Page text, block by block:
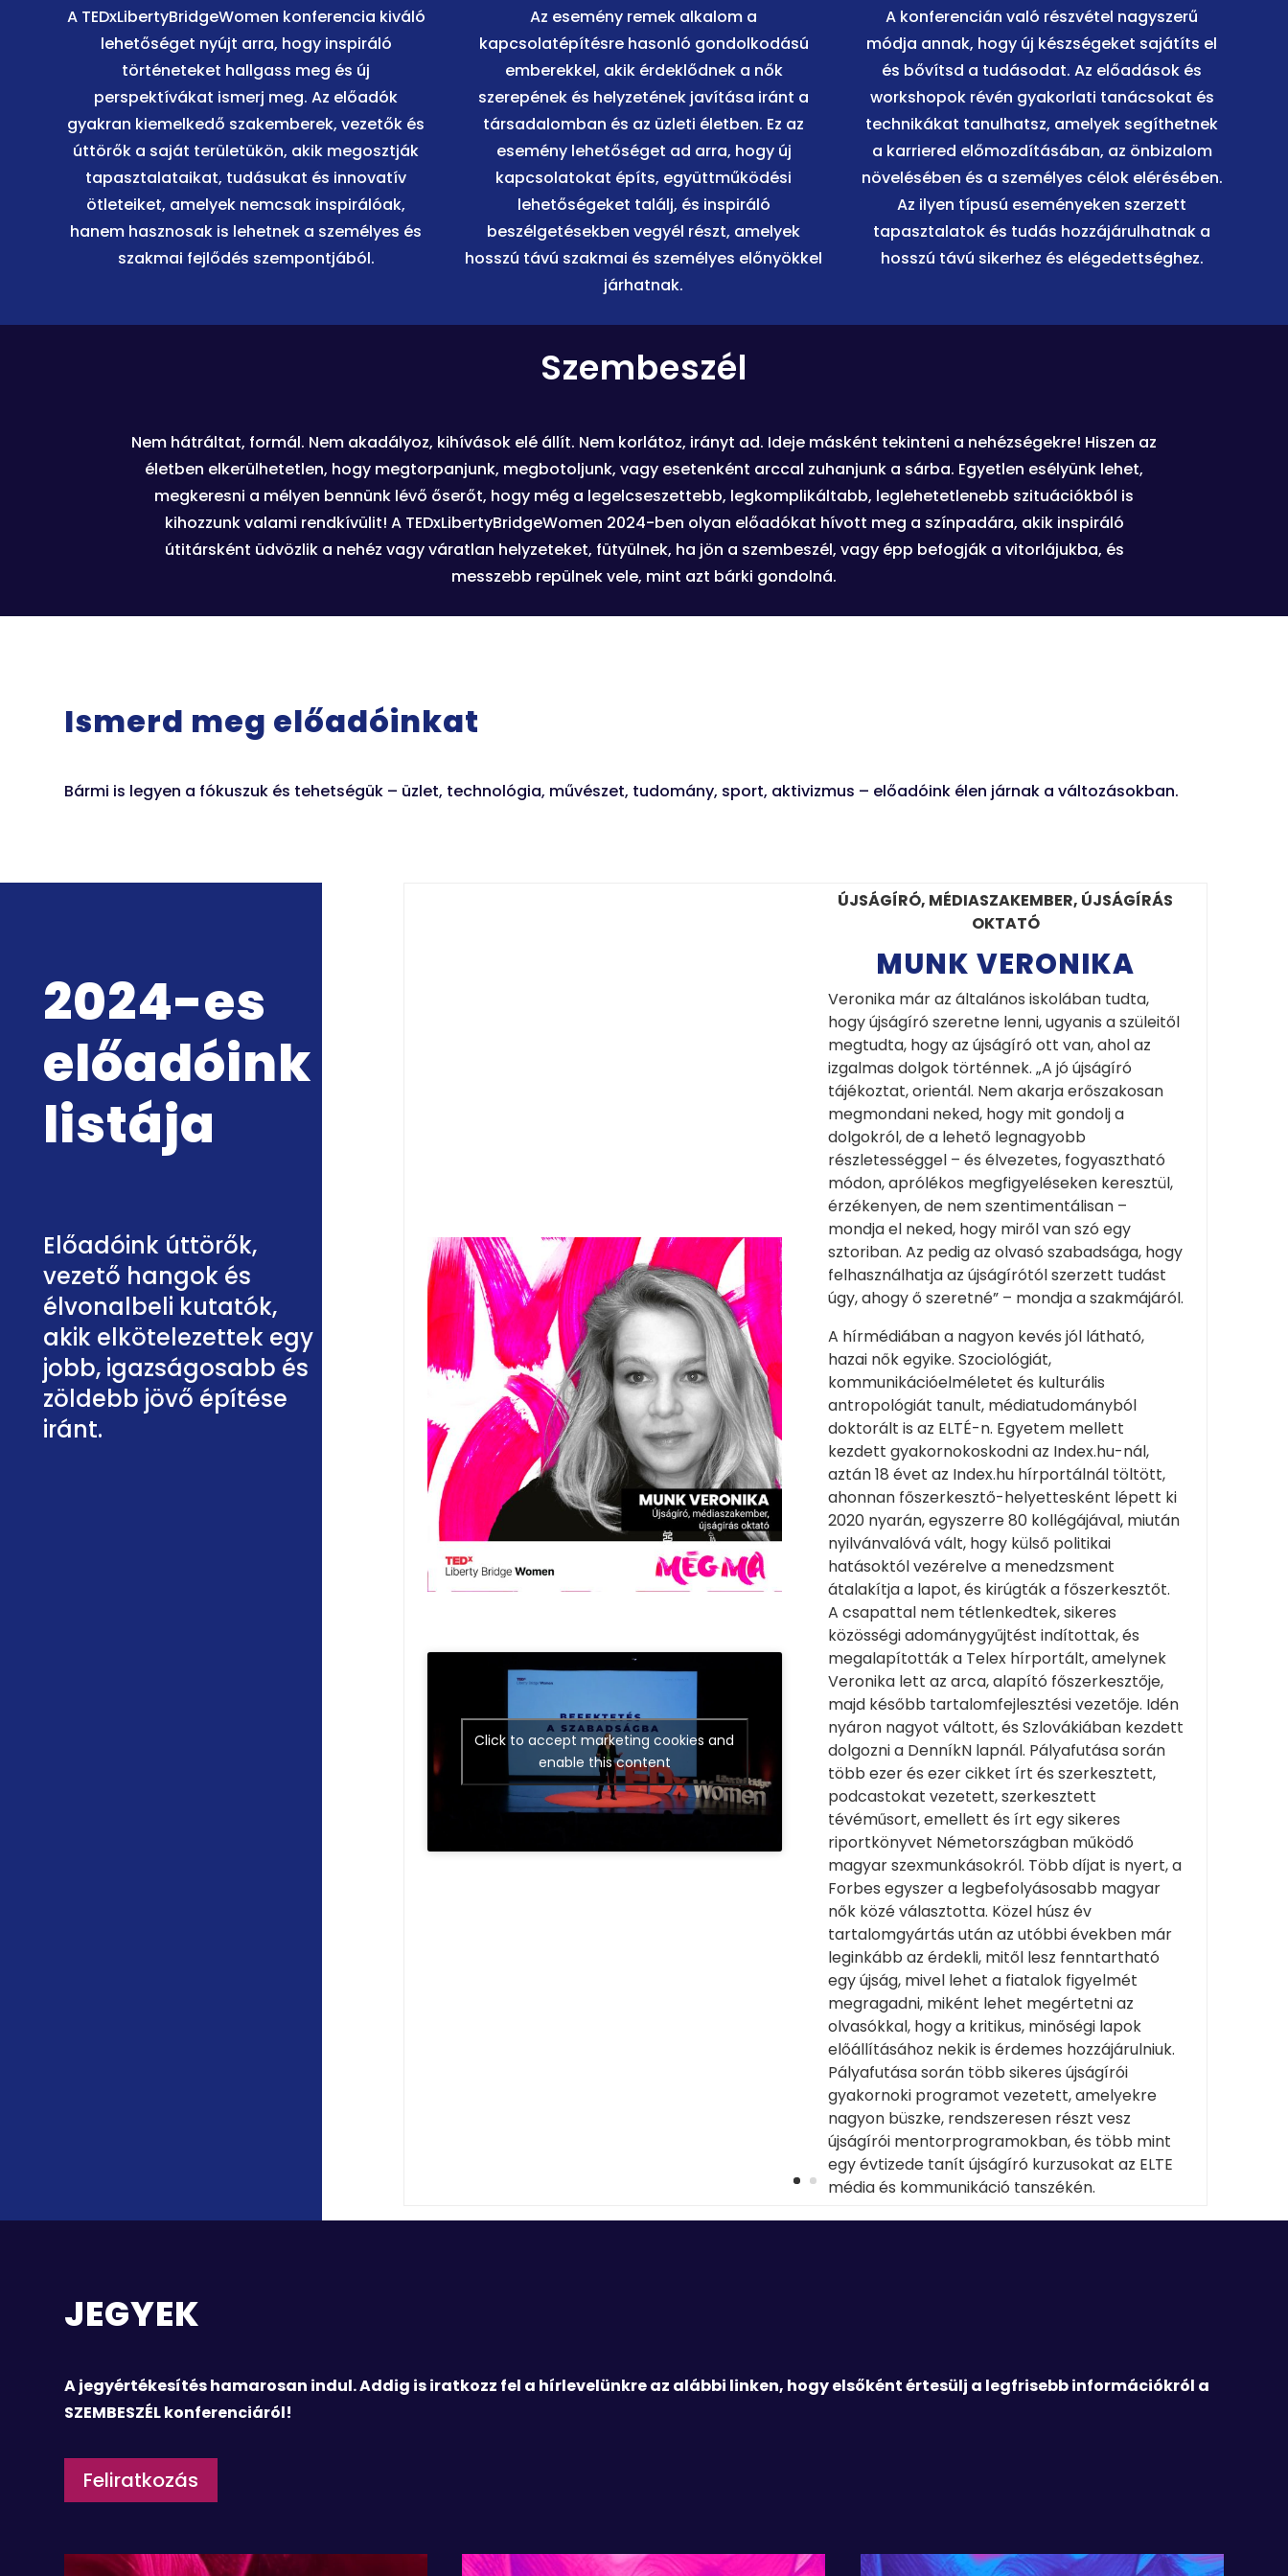
A TEDxLibertyBridgeWomen konferencia kiváló
lehetőséget nyújt arra, hogy inspiráló
történeteket hallgass meg és új
perspektívákat ismerj meg. Az előadók
gyakran kiemelkedő szakemberek, vezetők és
úttörők a saját területükön, akik megosztják
tapasztalataikat, tudásukat és innovatív
ötleteiket, amelyek nemcsak inspirálóak,
hanem hasznosak is lehetnek a személyes és
szakmai fejlődés szempontjából.
Az esemény remek alkalom a
kapcsolatépítésre hasonló gondolkodású
emberekkel, akik érdeklődnek a nők
szerepének és helyzetének javítása iránt a
társadalomban és az üzleti életben. Ez az
esemény lehetőséget ad arra, hogy új
kapcsolatokat építs, együttműködési
lehetőségeket találj, és inspiráló
beszélgetésekben vegyél részt, amelyek
hosszú távú szakmai és személyes előnyökkel
járhatnak.
A konferencián való részvétel nagyszerű
módja annak, hogy új készségeket sajátíts el
és bővítsd a tudásodat. Az előadások és
workshopok révén gyakorlati tanácsokat és
technikákat tanulhatsz, amelyek segíthetnek
a karriered előmozdításában, az önbizalom
növelésében és a személyes célok elérésében.
Az ilyen típusú eseményeken szerzett
tapasztalatok és tudás hozzájárulhatnak a
hosszú távú sikerhez és elégedettséghez.
Szembeszél
Nem hátráltat, formál. Nem akadályoz, kihívások elé állít. Nem korlátoz, irányt ad. Ideje másként tekinteni a nehézségekre! Hiszen az
életben elkerülhetetlen, hogy megtorpanjunk, megbotoljunk, vagy esetenként arccal zuhanjunk a sárba. Egyetlen esélyünk lehet,
megkeresni a mélyen bennünk lévő őserőt, hogy még a legelcseszettebb, legkomplikáltabb, leglehetetlenebb szituációkból is
kihozzunk valami rendkívülit! A TEDxLibertyBridgeWomen 2024-ben olyan előadókat hívott meg a színpadára, akik inspiráló
útitársként üdvözlik a nehéz vagy váratlan helyzeteket, fütyülnek, ha jön a szembeszél, vagy épp befogják a vitorlájukba, és
messzebb repülnek vele, mint azt bárki gondolná.
Ismerd meg előadóinkat
Bármi is legyen a fókuszuk és tehetségük – üzlet, technológia, művészet, tudomány, sport, aktivizmus – előadóink élen járnak a változásokban.
2024-es
előadóink
listája
Előadóink úttörők,
vezető hangok és
élvonalbeli kutatók,
akik elkötelezettek egy
jobb, igazságosabb és
zöldebb jövő építése
iránt.
Click to accept marketing cookies and
enable this content
ÚJSÁGÍRÓ, MÉDIASZAKEMBER, ÚJSÁGÍRÁS
OKTATÓ
MUNK VERONIKA
Veronika már az általános iskolában tudta,
hogy újságíró szeretne lenni, ugyanis a szüleitől
megtudta, hogy az újságíró ott van, ahol az
izgalmas dolgok történnek. „A jó újságíró
tájékoztat, orientál. Nem akarja erőszakosan
megmondani neked, hogy mit gondolj a
dolgokról, de a lehető legnagyobb
részletességgel – és élvezetes, fogyasztható
módon, aprólékos megfigyeléseken keresztül,
érzékenyen, de nem szentimentálisan –
mondja el neked, hogy miről van szó egy
sztoriban. Az pedig az olvasó szabadsága, hogy
felhasználhatja az újságírótól szerzett tudást
úgy, ahogy ő szeretné” – mondja a szakmájáról.
A hírmédiában a nagyon kevés jól látható,
hazai nők egyike. Szociológiát,
kommunikációelméletet és kulturális
antropológiát tanult, médiatudományból
doktorált is az ELTÉ-n. Egyetem mellett
kezdett gyakornokoskodni az Index.hu-nál,
aztán 18 évet az Index.hu hírportálnál töltött,
ahonnan főszerkesztő-helyettesként lépett ki
2020 nyarán, egyszerre 80 kollégájával, miután
nyilvánvalóvá vált, hogy külső politikai
hatásoktól vezérelve a menedzsment
átalakítja a lapot, és kirúgták a főszerkesztőt.
A csapattal nem tétlenkedtek, sikeres
közösségi adománygyűjtést indítottak, és
megalapították a Telex hírportált, amelynek
Veronika lett az arca, alapító főszerkesztője,
majd később tartalomfejlesztési vezetője. Idén
nyáron nagyot váltott, és Szlovákiában kezdett
dolgozni a DenníkN lapnál. Pályafutása során
több ezer és ezer cikket írt és szerkesztett,
podcastokat vezetett, szerkesztett
tévéműsort, emellett és írt egy sikeres
riportkönyvet Németországban működő
magyar szexmunkásokról. Több díjat is nyert, a
Forbes egyszer a legbefolyásosabb magyar
nők közé választotta. Közel húsz év
tartalomgyártás után az utóbbi években már
leginkább az érdekli, mitől lesz fenntartható
egy újság, mivel lehet a fiatalok figyelmét
megragadni, miként lehet megértetni az
olvasókkal, hogy a kritikus, minőségi lapok
előállításához nekik is érdemes hozzájárulniuk.
Pályafutása során több sikeres újságírói
gyakornoki programot vezetett, amelyekre
nagyon büszke, rendszeresen részt vesz
újságírói mentorprogramokban, és több mint
egy évtizede tanít újságíró kurzusokat az ELTE
média és kommunikáció tanszékén.
JEGYEK
A jegyértékesítés hamarosan indul. Addig is iratkozz fel a hírlevelünkre az alábbi linken, hogy elsőként értesülj a legfrisebb információkról a
SZEMBESZÉL konferenciáról!
Feliratkozás